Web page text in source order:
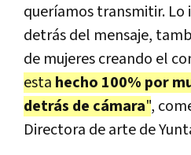
queríamos transmitir.
detrás del mensaje,
de mujeres creando el
esta hecho 100% por
detrás de cámara",
Directora de arte de